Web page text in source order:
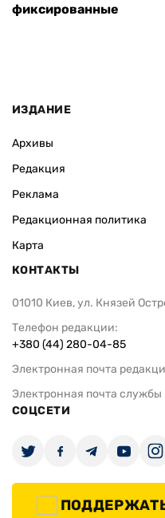
фиксированные
ИЗДАНИЕ
Архивы
Редакция
Реклама
Редакционная политика
Карта
КОНТАКТЫ
01010 Киев, ул. Князей
Телефон редакции:
+380 (44) 280-04-85
Электронная почта
Электронная почта службы
СОЦСЕТИ
ПОДДЕРЖАТЬ